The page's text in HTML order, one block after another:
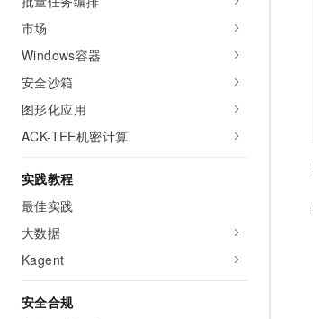
市场
Windows容器
安全沙箱
图形化应用
ACK-TEE机密计算
实践教程
最佳实践
大数据
Kagent
安全合规